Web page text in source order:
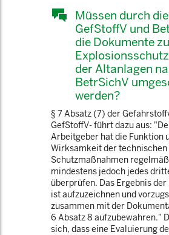
Müssen durch
GefStoffV und
die Dokumente
der Altanlagen
BetrSichV
werden?
§ 7 Absatz (7) der
GefStoffV- führt dazu aus:
Arbeitgeber hat die Funktion
Wirksamkeit der technischen
Schutzmaßnahmen
mindestens jedoch jedes
überprüfen. Das Ergebnis
ist aufzuzeichnen und
zusammen mit der
6 Absatz 8 aufzubewahren."
sich, dass eine Evaluierung